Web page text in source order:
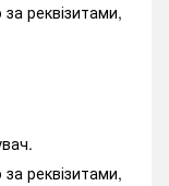
реквізитами,
реквізитами,